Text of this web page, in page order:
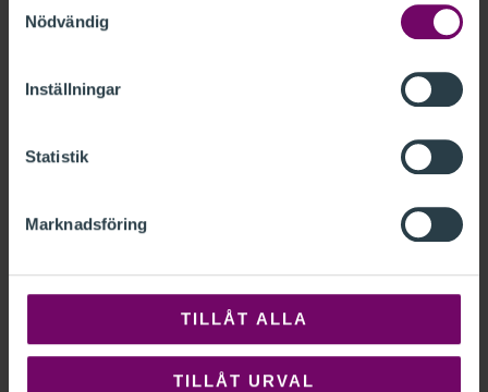
Nödvändig
Inställningar
Statistik
Marknadsföring
TILLÅT ALLA
TILLÅT URVAL
kan du känna dig trygg med att få rätt hjälp.
Auktorisationen innebär en tydlig kvalitetsstämpel.
VAD GÖR EN REVISOR?
VAD GÖR EN LÖNEKONSULT?
VAD GÖR EN SKATTERÅDGIVARE?
Prenumerera på nyhetsbrev från FAR